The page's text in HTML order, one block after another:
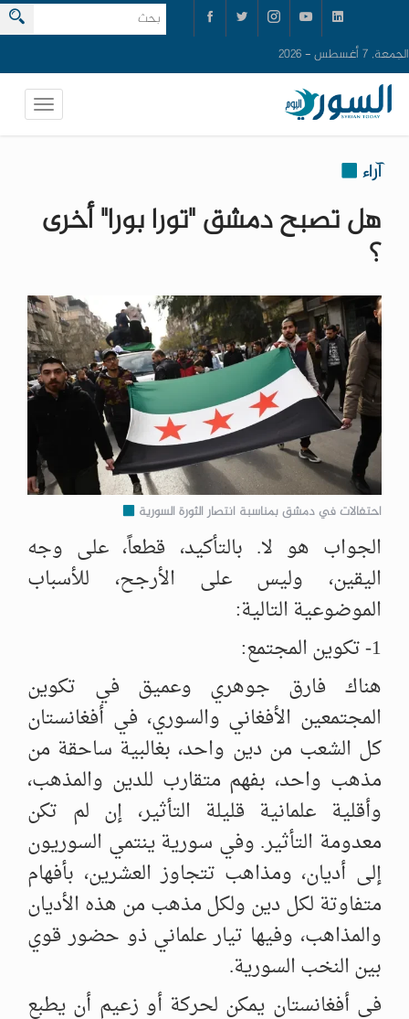
الجمعة, 7 أغسطس - 2026
آراء
هل تصبح دمشق "تورا بورا" أخرى
؟
احتفالات في دمشق بمناسبة انتصار الثورة السورية
الجواب هو لا. بالتأكيد، قطعاً، على وجه
اليقين، وليس على الأرجح، للأسباب
الموضوعية التالية:
1- تكوين المجتمع:
هناك فارق جوهري وعميق في تكوين
المجتمعين الأفغاني والسوري، في أفغانستان
كل الشعب من دين واحد، بغالبية ساحقة من
مذهب واحد، بفهم متقارب للدين والمذهب،
وأقلية علمانية قليلة التأثير، إن لم تكن
معدومة التأثير. وفي سورية ينتمي السوريون
إلى أديان، ومذاهب تتجاوز العشرين، بأفهام
متفاوتة لكل دين ولكل مذهب من هذه الأديان
والمذاهب، وفيها تيار علماني ذو حضور قوي
بين النخب السورية.
في أفغانستان يمكن لحركة أو زعيم أن يطبع